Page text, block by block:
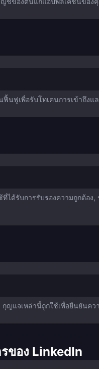
นฟูเพื่อรับโทเคนการเข้าถึงแ
ด้รับการรับรองความถูกต้อง
แจเหล่านี้ถูกใช้เพื่อยืนยันคว
ของ LinkedIn